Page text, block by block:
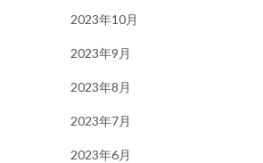
2023年10月
2023年9月
2023年8月
2023年7月
2023年6月